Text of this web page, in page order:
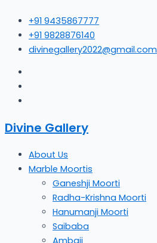
content
+91 9435867777
+91 9828876140
divinegallery2022@gmail.com
Divine Gallery
About Us
Marble Moortis
Ganeshji Moorti
Radha-Krishna Moorti
Hanumanji Moorti
Saibaba